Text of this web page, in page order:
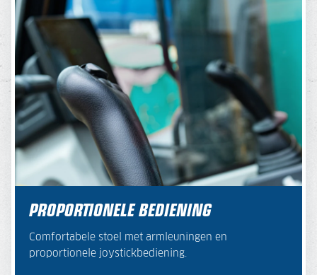
PROPORTIONELE BEDIENING
Comfortabele stoel met armleuningen en
proportionele joystickbediening.